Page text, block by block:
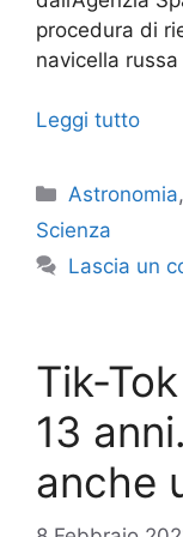
procedura di
navicella russa
Leggi tutto
Categorie
Astronomia,
Scienza
Lascia un
Tik-
13
anche